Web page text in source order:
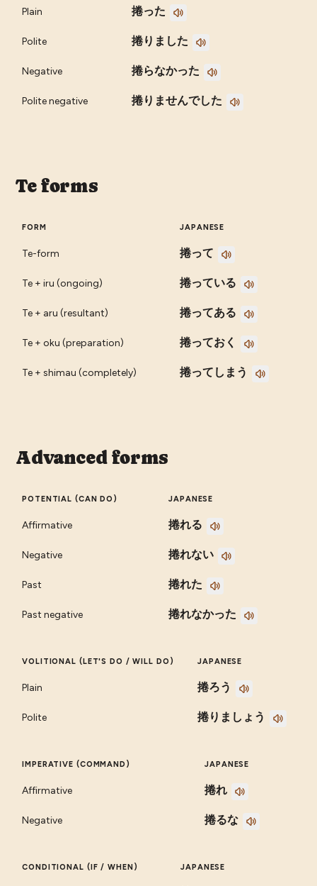
Plain 捲った
Polite 捲りました
Negative 捲らなかった
Polite negative 捲りませんでした
Te forms
FORM JAPANESE
Te-form 捲って
Te + iru (ongoing) 捲っている
Te + aru (resultant) 捲ってある
Te + oku (preparation) 捲っておく
Te + shimau (completely) 捲ってしまう
Advanced forms
POTENTIAL (CAN DO) JAPANESE
Affirmative 捲れる
Negative 捲れない
Past 捲れた
Past negative 捲れなかった
VOLITIONAL (LET'S DO / WILL DO) JAPANESE
Plain 捲ろう
Polite 捲りましょう
IMPERATIVE (COMMAND) JAPANESE
Affirmative 捲れ
Negative 捲るな
CONDITIONAL (IF / WHEN) JAPANESE